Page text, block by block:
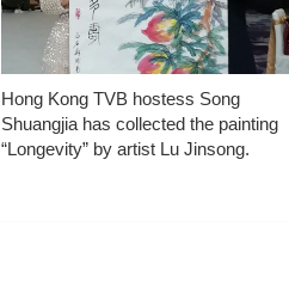
Hong Kong TVB hostess Song
Shuangjia has collected the painting
“Longevity” by artist Lu Jinsong.